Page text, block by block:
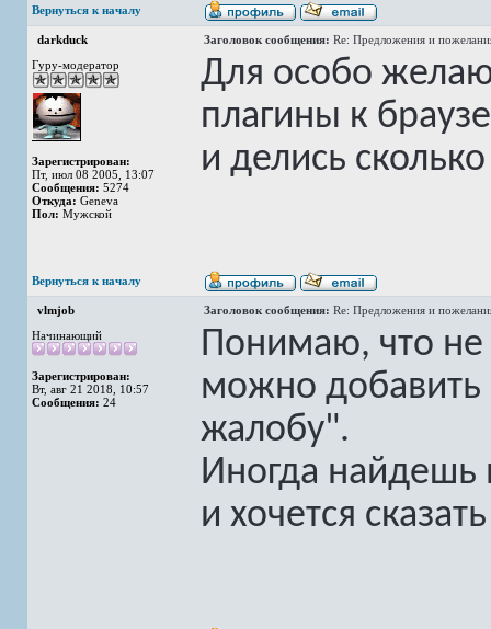
Вернуться к началу
darkduck Заголовок сообщения: Re: Предложения и
Гуру-модератор
Зарегистрирован:
Пт, июл 08 2005, 13:07
Сообщения: 5274
Откуда: Geneva
Пол: Мужской
Для особо
плагины к
и делись
Вернуться к началу
vlmjob Заголовок сообщения: Re: Предложения и
Начинающий
Зарегистрирован:
Вт, авг 21 2018, 10:57
Сообщения: 24
Понимаю, что не
можно добавить
жалобу".
Иногда найдешь
и хочется